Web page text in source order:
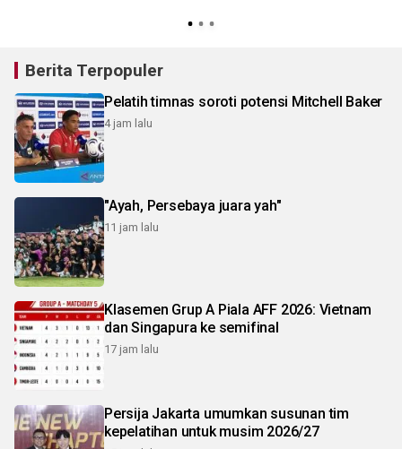
Berita Terpopuler
Pelatih timnas soroti potensi Mitchell Baker
4 jam lalu
"Ayah, Persebaya juara yah"
11 jam lalu
Klasemen Grup A Piala AFF 2026: Vietnam
dan Singapura ke semifinal
17 jam lalu
Persija Jakarta umumkan susunan tim
kepelatihan untuk musim 2026/27